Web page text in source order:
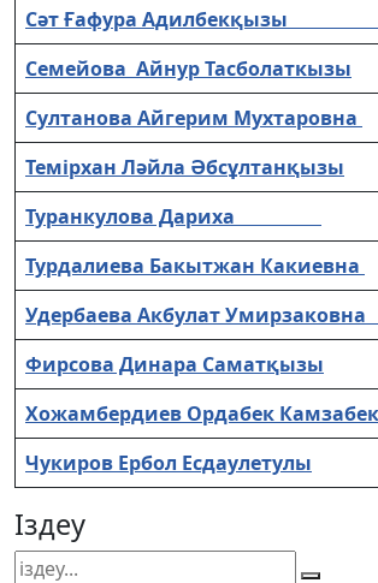
Сәт Ғафура
Семейова Айнур Тасболаткызы
Султанова Айгерим Мухтаровна
Темірхан Ләйла Әбсұлтанқызы
Туранкулова Дариха
Турдалиева Бакытжан Какиевна
Удербаева Акбулат
Фирсова Динара Саматқызы
Хожамбердиев Ордабек
Чукиров Ербол Есдаулетулы
Іздеу